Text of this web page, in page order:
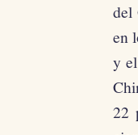
del
en
y
22